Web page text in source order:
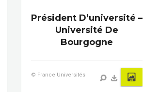
Président D’université –
Université De
Bourgogne
© France Universités